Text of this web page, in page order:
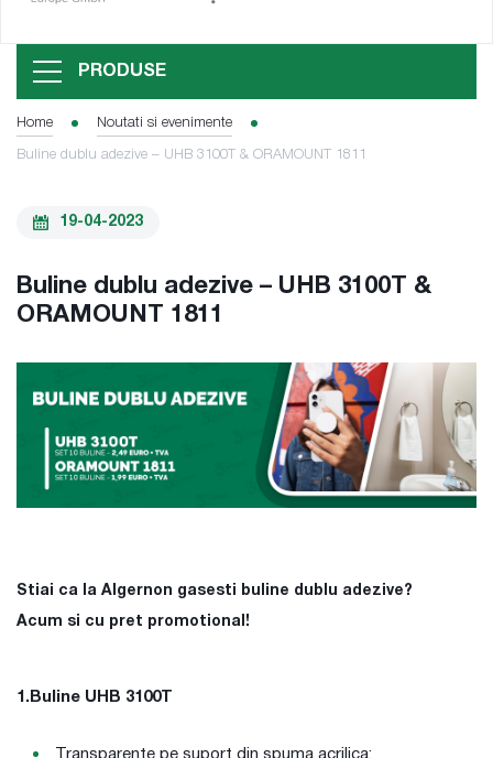
PRODUSE
Home Noutati si evenimente
Buline dublu adezive – UHB 3100T & ORAMOUNT 1811
19-04-2023
Buline dublu adezive – UHB 3100T &
ORAMOUNT 1811
Stiai ca la Algernon gasesti buline dublu adezive?
Acum si cu pret promotional!
1.Buline UHB 3100T
Transparente pe suport din spuma acrilica;